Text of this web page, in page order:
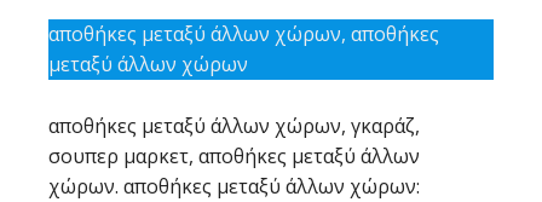
αποθήκες μεταξύ άλλων χώρων, αποθήκες
μεταξύ άλλων χώρων
αποθήκες μεταξύ άλλων χώρων, γκαράζ,
σουπερ μαρκετ, αποθήκες μεταξύ άλλων
χώρων. αποθήκες μεταξύ άλλων χώρων: